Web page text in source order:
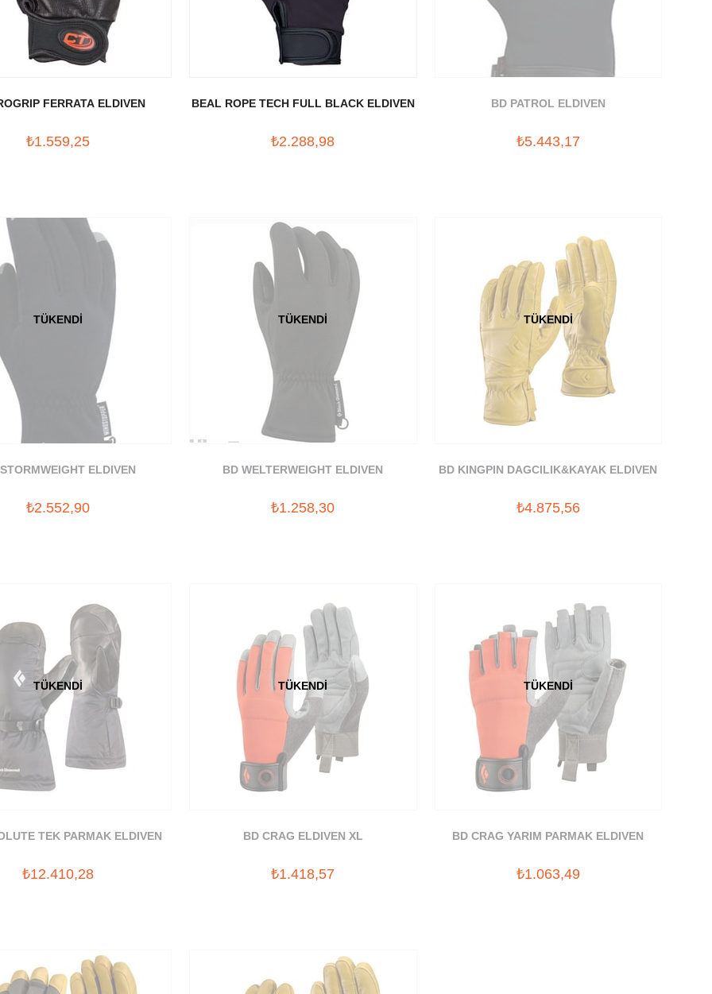
FERRATA ELDIVEN
₺1.559,25
BEAL ROPE TECH FULL BLACK ELDIVEN
₺2.288,98
BD PATROL ELDIVEN
₺5.443,17
TÜKENDI
ELDIVEN
₺2.552,90
TÜKENDI
BD WELTERWEIGHT ELDIVEN
₺1.258,30
TÜKENDI
BD KINGPIN DAGCILIK&KAYAK ELDIVEN
₺4.875,56
TÜKENDI
TEK PARMAK ELDIVEN
₺12.410,28
TÜKENDI
BD CRAG ELDIVEN XL
₺1.418,57
TÜKENDI
BD CRAG YARIM PARMAK ELDIVEN
₺1.063,49